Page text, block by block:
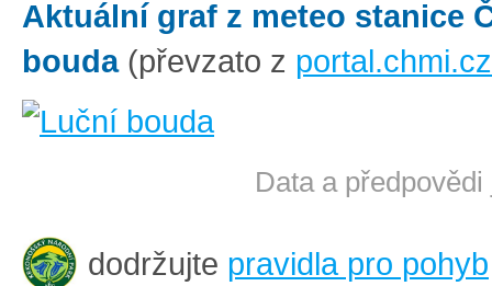
Aktuální graf z meteo stanice
bouda(převzato z portal.chmi.cz
Data a
dodržujte pravidla pro pohyb